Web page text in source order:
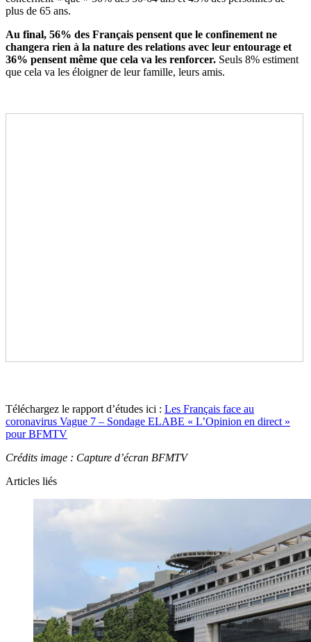
plus de 65 ans.
Au final, 56% des Français pensent que le confinement ne
changera rien à la nature des relations avec leur entourage et
36% pensent même que cela va les renforcer. Seuls 8% estiment
que cela va les éloigner de leur famille, leurs amis.
Téléchargez le rapport d’études ici : Les Français face au
coronavirus Vague 7 – Sondage ELABE « L’Opinion en direct »
pour BFMTV
Crédits image : Capture d’écran BFMTV
Articles liés